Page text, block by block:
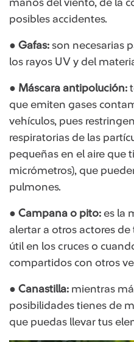
manos del viento, de la
posibles accidentes.
● Gafas: son necesarias
los rayos UV y del
● Máscara antipolución:
que emiten gases
vehículos, pues
respiratorias de las
pequeñas en el aire que
micrómetros), que
pulmones.
● Campana o pito: es la
alertar a otros actores de
útil en los cruces o
compartidos con otros
● Canastilla: mientras
posibilidades tienes de
que puedas llevar tus